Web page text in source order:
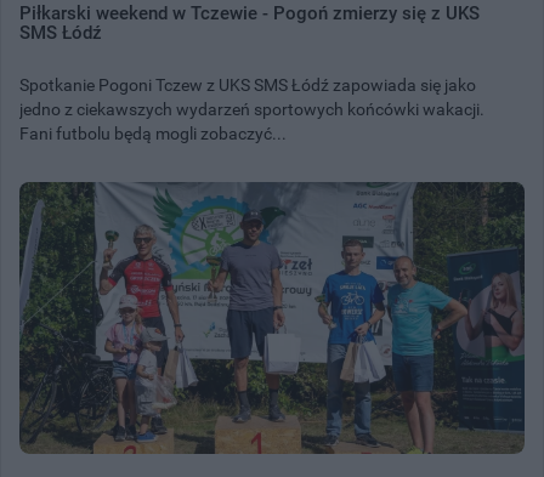
Piłkarski weekend w Tczewie - Pogoń zmierzy się z UKS
SMS Łódź
Spotkanie Pogoni Tczew z UKS SMS Łódź zapowiada się jako
jedno z ciekawszych wydarzeń sportowych końcówki wakacji.
Fani futbolu będą mogli zobaczyć...